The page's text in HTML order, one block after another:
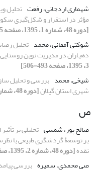
شهماری اردجانی، رفعت تحلیل
مؤثر در استقرار و شکل‌گیری
[دوره 48، شماره 1، 1395، صفحه 125-140]
شوکتی آمقانی، محمد تحلیل
دهیاران در مدیریت نوین
3، 1395، صفحه 493-506]
شیخی، محمد بررسی و تحلیل
شهری استان گیلان[دوره 48، شماره 4، 1395، صفحه 717-732]
ص
صالح پور، شمسی تحلیلی بر
بر توسعۀ گردشگری طبیعی با
نقده[دوره 48، شماره 2، 1395، صفحه 313-331]
صی محمدی، سمیره بررسی